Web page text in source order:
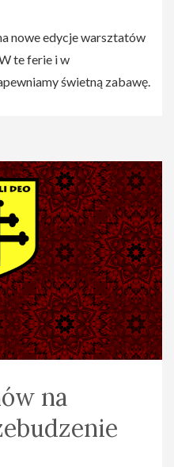
nowe edycje warsztatów
te ferie i w
świetną zabawę.
na